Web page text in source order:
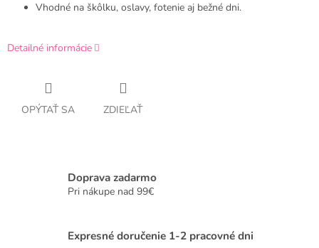
Vhodné na škôlku, oslavy, fotenie aj bežné dni.
Detailné informácie
OPÝTAŤ SA ZDIEĽAŤ
Doprava zadarmo
Pri nákupe nad 99€
Expresné doručenie 1-2 pracovné dni